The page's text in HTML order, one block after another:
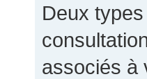
Deux
associés à